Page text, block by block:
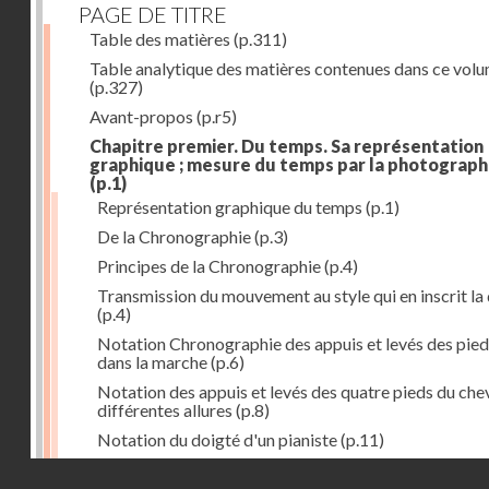
PAGE DE TITRE
Table des matières (p.311)
Table analytique des matières contenues dans ce
(p.327)
Avant-propos (p.r5)
Chapitre premier. Du temps. Sa représentation
graphique ; mesure du temps par la
(p.1)
Représentation graphique du temps (p.1)
De la Chronographie(p.3)
Principes de la Chronographie(p.4)
Transmission du mouvement au style qui en inscrit la
(p.4)
Notation Chronographie des appuis et levés des
dans la marche(p.6)
Notation des appuis et levés des quatre pieds du
différentes allures (p.8)
Notation du doigté d'un pianiste(p.11)